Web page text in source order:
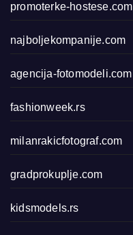
promoterke-hostese.com
najboljekompanije.com
agencija-fotomodeli.com
fashionweek.rs
milanrakicfotograf.com
gradprokuplje.com
kidsmodels.rs